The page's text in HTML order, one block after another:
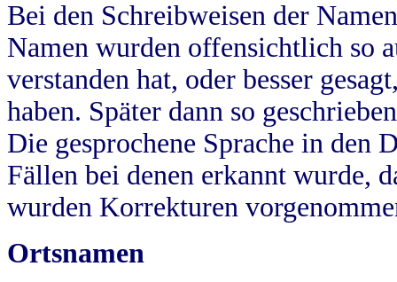
Bei den Schreibweisen der
Namen wurden offensichtlich so
verstanden hat, oder besser
haben. Später dann so
Die gesprochene Sprache in
Fällen bei denen erkannt wurde,
wurden Korrekturen
Ortsnamen